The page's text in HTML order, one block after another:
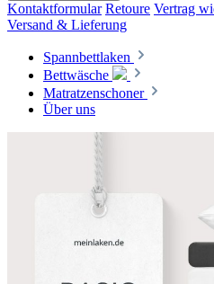
Kontaktformular Retoure Vertrag
Versand & Lieferung
Spannbettlaken
Bettwäsche
Matratzenschoner
Über uns